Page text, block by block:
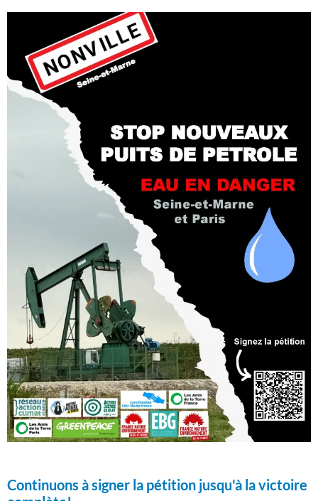
Continuons à signer la pétition jusqu'à la victoire